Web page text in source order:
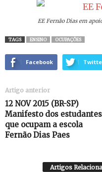
EE Fernão Dias em
TAGS ENSINO OCUPAÇÕES
Facebook
Artigo anterior
12 NOV 2015 (BR-SP)
Manifesto dos estudantes
que ocupam a escola
Fernão Dias Paes
Artigos